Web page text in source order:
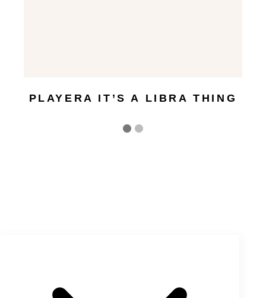
PLAYERA IT’S A LIBRA THING